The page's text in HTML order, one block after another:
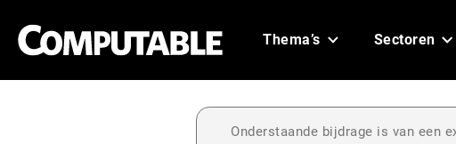
Thema’s Sectoren
Onderstaande bijdrage is van een